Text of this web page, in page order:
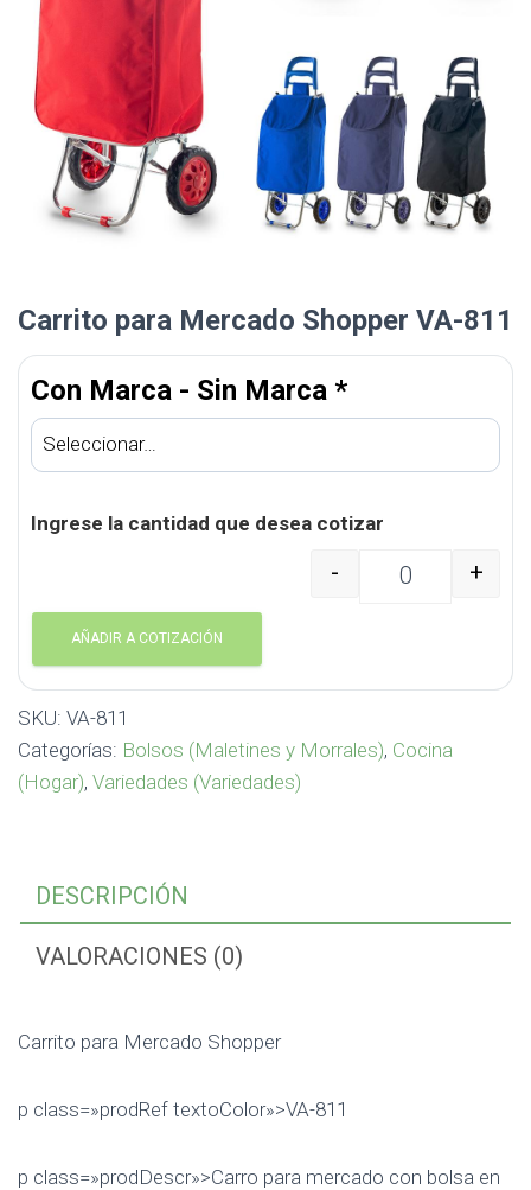
Carrito para Mercado Shopper VA-811
Con Marca - Sin Marca *
Ingrese la cantidad que desea cotizar
Carrito para Mercado
- +
AÑADIR A COTIZACIÓN
SKU: VA-811
Categorías: Bolsos (Maletines y Morrales), Cocina
(Hogar), Variedades (Variedades)
DESCRIPCIÓN
VALORACIONES (0)
Carrito para Mercado Shopper
p class=»prodRef textoColor»>VA-811
p class=»prodDescr»>Carro para mercado con bolsa en